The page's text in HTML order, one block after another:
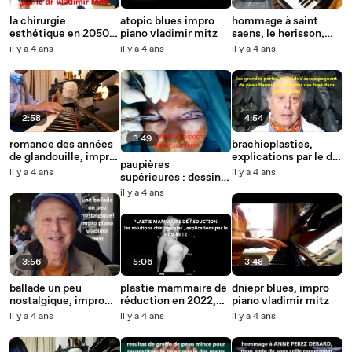
la chirurgie
esthétique en 2050
vue par le dr Vladimir
il y a 4 ans
2:58
romance des années
de glandouille, impro
piano vladimir mitz
il y a 4 ans
3:56
ballade un peu
nostalgique, impro
piano vladimir mitz
il y a 4 ans
atopic blues impro
piano vladimir mitz
il y a 4 ans
3:49
paupières
supérieures : dessin
allongé selon le
rajeunir
il y a 4 ans
5:06
plastie mammaire de
réduction en 2022,
explications dr
il y a 4 ans
hommage à saint
saens, le herisson,
impro piano par
il y a 4 ans
4:54
brachioplasties,
explications par le dr
Vladimir Mitz
il y a 4 ans
3:48
dniepr blues, impro
piano vladimir mitz
il y a 4 ans